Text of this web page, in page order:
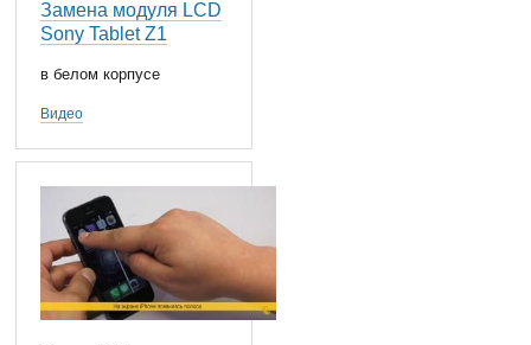
Замена модуля LCD
Sony Tablet Z1
в белом корпусе
Видео